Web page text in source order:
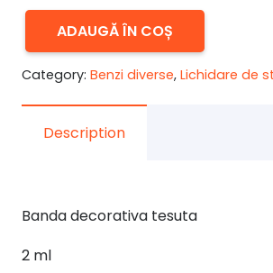
15,00 lei.
Cantitate
Banda
ADAUGĂ ÎN COȘ
Category: Benzi diverse, Lichidare de
Description
Banda decorativa tesuta
2 ml